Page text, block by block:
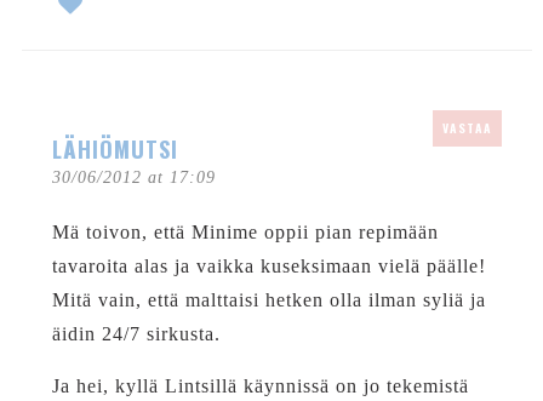
LÄHIÖMUTSI
30/06/2012 at 17:09
VASTAA
Mä toivon, että Minime oppii pian repimään
tavaroita alas ja vaikka kuseksimaan vielä päälle!
Mitä vain, että malttaisi hetken olla ilman syliä ja
äidin 24/7 sirkusta.
Ja hei, kyllä Lintsillä käynnissä on jo tekemistä